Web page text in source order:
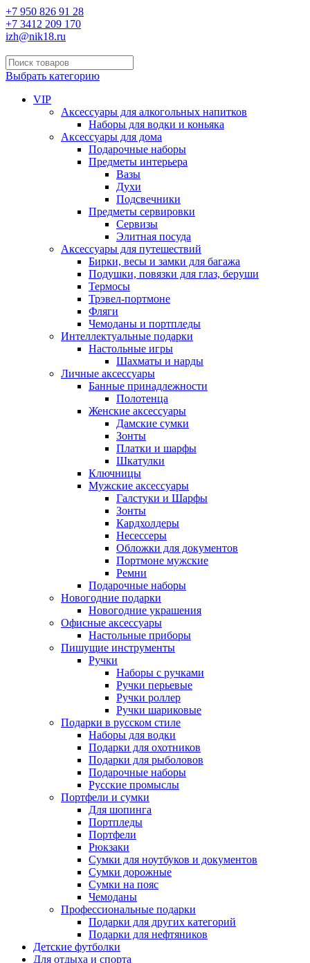
+7 950 826 91 28
+7 3412 209 170
izh@nik18.ru
Выбрать категорию
VIP
Аксессуары для алкогольных напитков
Наборы для водки и коньяка
Аксессуары для дома
Подарочные наборы
Предметы интерьера
Вазы
Духи
Подсвечники
Предметы сервировки
Сервизы
Элитная посуда
Аксессуары для путешествий
Бирки, весы и замки для багажа
Подушки, повязки для глаз, беруши
Термосы
Трэвел-портмоне
Фляги
Чемоданы и портпледы
Интеллектуальные подарки
Настольные игры
Шахматы и нарды
Личные аксессуары
Банные принадлежности
Полотенца
Женские аксессуары
Дамские сумки
Зонты
Платки и шарфы
Шкатулки
Ключницы
Мужские аксессуары
Галстуки и Шарфы
Зонты
Кардхолдеры
Несессеры
Обложки для документов
Портмоне мужские
Ремни
Подарочные наборы
Новогодние подарки
Новогодние украшения
Офисные аксессуары
Настольные приборы
Пишущие инструменты
Ручки
Наборы с ручками
Ручки перьевые
Ручки роллер
Ручки шариковые
Подарки в русском стиле
Наборы для водки
Подарки для охотников
Подарки для рыболовов
Подарочные наборы
Русские промыслы
Портфели и сумки
Для шопинга
Портпледы
Портфели
Рюкзаки
Сумки для ноутбуков и документов
Сумки дорожные
Сумки на пояс
Чемоданы
Профессиональные подарки
Подарки для других категорий
Подарки для нефтяников
Детские футболки
Для отдыха и спорта